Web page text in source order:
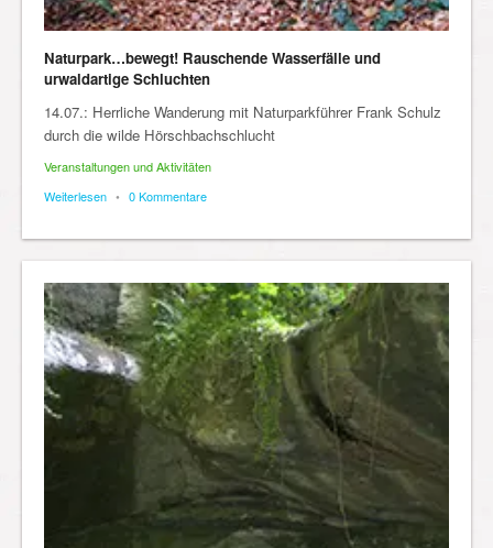
Naturpark…bewegt! Rauschende Wasserfälle und
urwaldartige Schluchten
14.07.: Herrliche Wanderung mit Naturparkführer Frank Schulz
durch die wilde Hörschbachschlucht
Veranstaltungen und Aktivitäten
Weiterlesen • 0 Kommentare